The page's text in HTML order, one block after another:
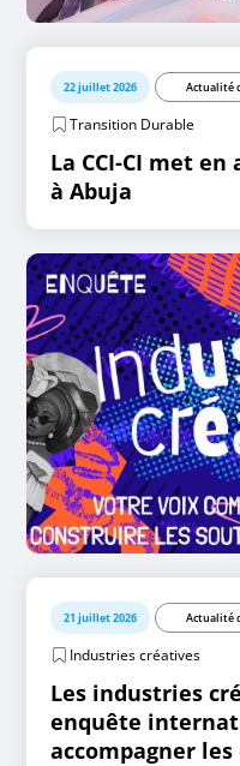
22 juillet 2026 Actualité
Transition Durable
La CCI-CI met
à Abuja
21 juillet 2026 Actualité
Industries créatives
Les industries
enquête
accompagner